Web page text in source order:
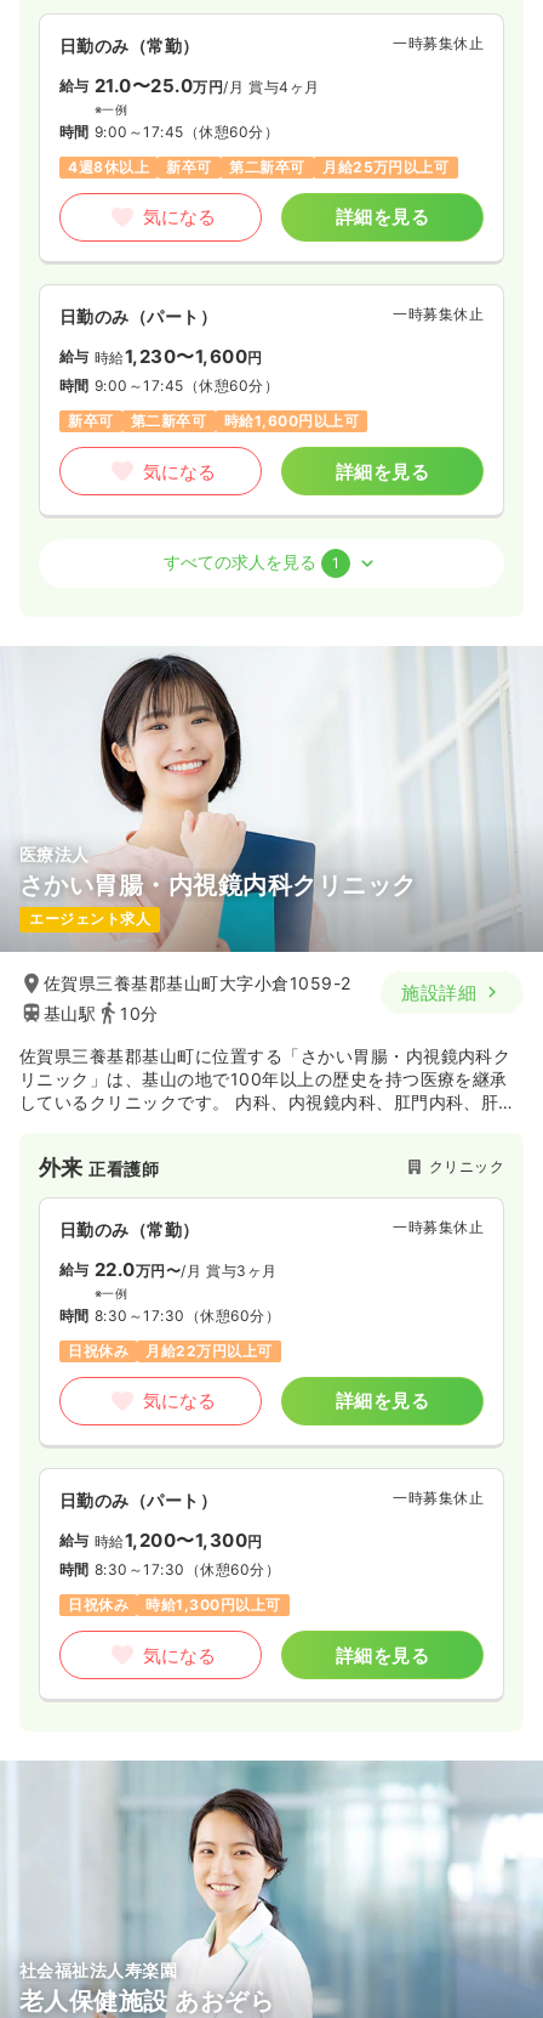
日勤のみ（常勤） 一時募集休止
給与 21.0〜25.0万円/月 賞与4ヶ月
※一例
時間 9:00～17:45 （休憩60分）
4週8休以上
新卒可 第二新卒可 月給25万円以上可
気になる 詳細を見る
日勤のみ（パート） 一時募集休止
給与 時給1,230〜1,600円
時間 9:00～17:45 （休憩60分）
新卒可
第二新卒可 時給1,600円以上可
気になる 詳細を見る
正看護師
19.0〜24.0
※一例
9:00～17:45（休憩60分）
土日祝休み
新卒可 第二新卒可 月給24万円以上可
気になる
すべての求人を見る 1
医療法人
さかい胃腸・内視鏡内科クリニック
エージェント求人
佐賀県三養基郡基山町大字小倉1059-2
基山駅
10分
施設詳細
佐賀県三養基郡基山町に位置する「さかい胃腸・内視鏡内科ク
リニック」は、基山の地で100年以上の歴史を持つ医療を継承
しているクリニックです。 内科、内視鏡内科、肛門内科、肝臓
（日帰りポリープ切除対応）に注力しています。
外来正看護師 クリニック
日勤のみ（常勤） 一時募集休止
給与 22.0万円〜/月 賞与3ヶ月
※一例
時間 8:30～17:30 （休憩60分）
日祝休み
月給22万円以上可
気になる 詳細を見る
日勤のみ（パート） 一時募集休止
給与 時給1,200〜1,300円
時間 8:30～17:30 （休憩60分）
日祝休み
時給1,300円以上可
気になる 詳細を見る
社会福祉法人寿楽園
老人保健施設 あおぞら